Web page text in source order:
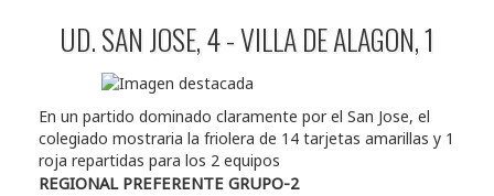
UD. SAN JOSE, 4 - VILLA DE ALAGON, 1
En un partido dominado claramente por el San Jose, el
colegiado mostraria la friolera de 14 tarjetas amarillas y 1
roja repartidas para los 2 equipos
REGIONAL PREFERENTE GRUPO-2